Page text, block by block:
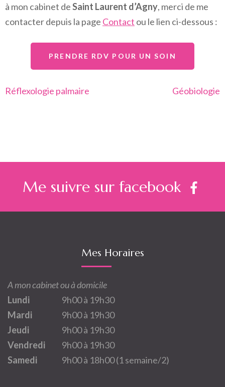
à mon cabinet deSaint Laurent d’Agny, merci de me
contacter depuis la page Contact ou le lien ci-dessous :
PRENDRE RDV POUR UN SOIN
Navigation
Réflexologie palmaire Géobiologie
Me suivre sur facebook
Mes Horaires
A mon cabinet ou à domicile
Lundi
9h00 à 19h30
Mardi
9h00 à 19h30
Jeudi
9h00 à 19h30
Vendredi
9h00 à 19h30
Samedi
9h00 à 18h00 (1 semaine/2)